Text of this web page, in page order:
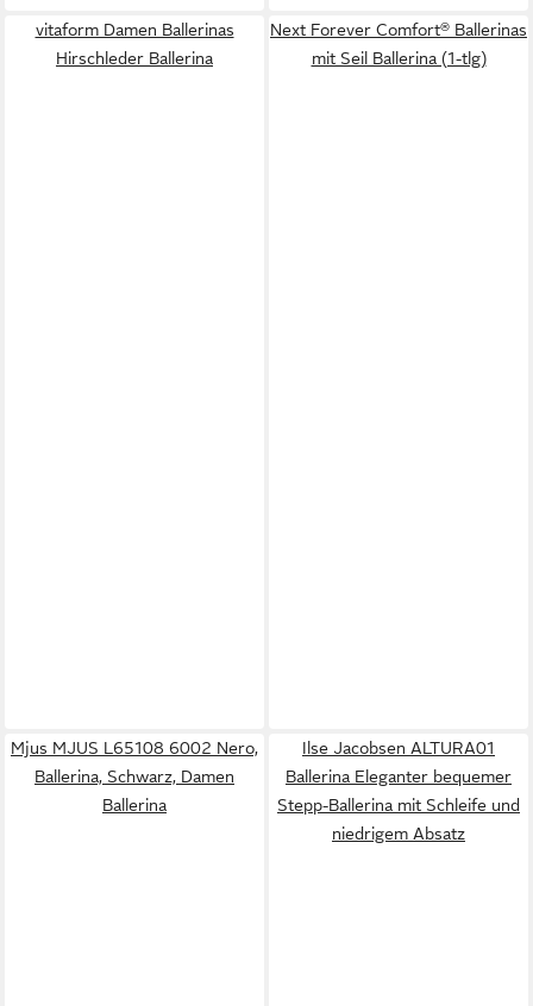
vitaform Damen Ballerinas
Hirschleder Ballerina
Next Forever Comfort® Ballerinas
mit Seil Ballerina (1-tlg)
Mjus MJUS L65108 6002 Nero,
Ballerina, Schwarz, Damen
Ballerina
Ilse Jacobsen ALTURA01
Ballerina Eleganter bequemer
Stepp-Ballerina mit Schleife und
niedrigem Absatz